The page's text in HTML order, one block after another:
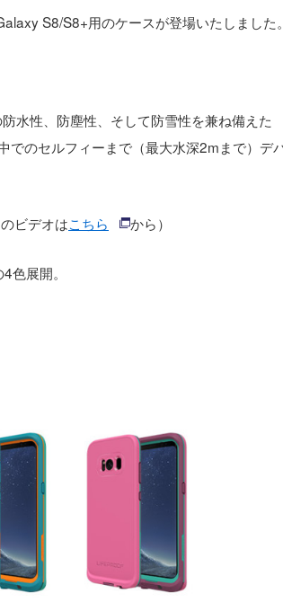
S8/S8+用のケースが登場いたしました
水性、防塵性、そして防雪性を兼ね備えた
でのセルフィーまで（最大水深2mまで）デ
ビデオはこちら から）
展開。